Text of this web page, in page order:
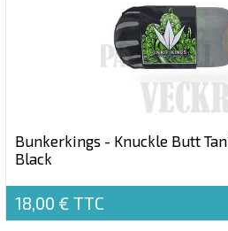
Bunkerkings - Knuckle Butt
Black
18,00 € TTC